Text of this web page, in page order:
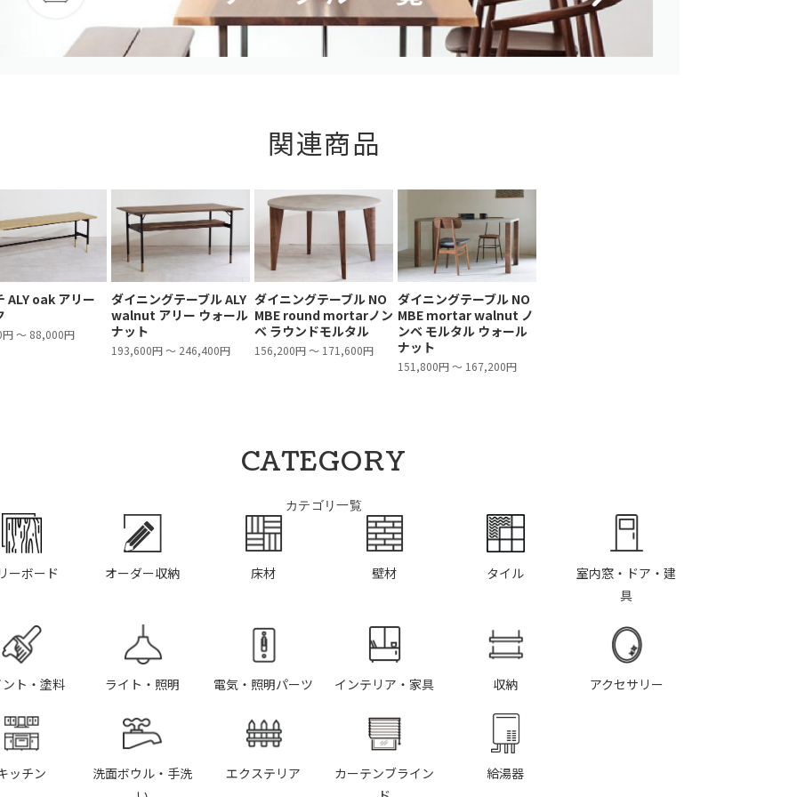
関連商品
ALY oak アリー
～ 88,000円
ダイニングテーブル ALY
walnut アリー ウォール
ナット
193,600円 ～ 246,400円
ダイニングテーブル NO
MBE round mortarノン
ベ ラウンドモルタル
156,200円 ～ 171,600円
ダイニングテーブル NO
MBE mortar walnut ノ
ンベ モルタル ウォール
ナット
151,800円 ～ 167,200円
CATEGORY
カテゴリ一覧
ーボード オーダー収納 床材 壁材 タイル
室内窓・ドア・建
具
ト・塗料 ライト・照明 電気・照明パーツ インテリア・家具 収納 アクセサリー
ッチン
洗面ボウル・手洗
エクステリア
カーテンブライン
給湯器